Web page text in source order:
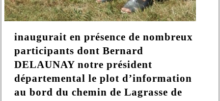
inaugurait en présence de nombreux
participants dont Bernard
DELAUNAY notre président
départemental le plot d’information
au bord du chemin de Lagrasse de